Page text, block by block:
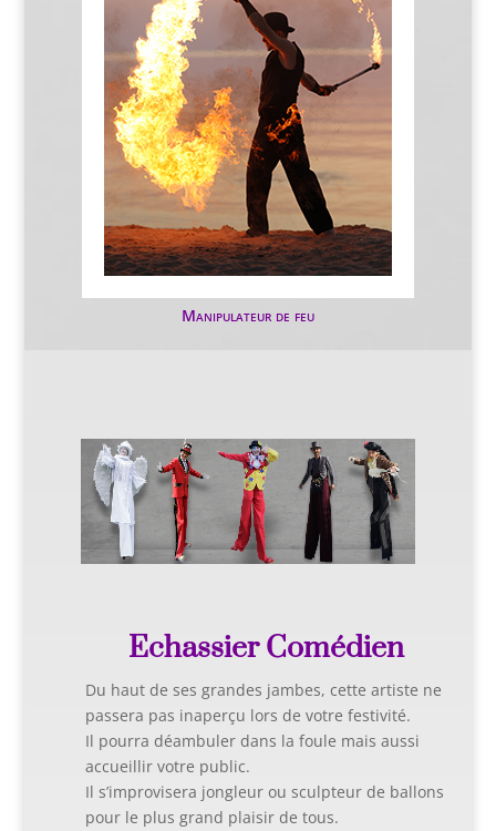
Manipulateur de feu
Echassier Comédien
Du haut de ses grandes jambes, cette artiste ne
passera pas inaperçu lors de votre festivité.
Il pourra déambuler dans la foule mais aussi
accueillir votre public.
Il s’improvisera jongleur ou sculpteur de ballons
pour le plus grand plaisir de tous.